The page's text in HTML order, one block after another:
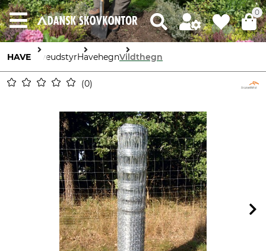
0
HAVE haveudstyrHavehegnVildthegn
0